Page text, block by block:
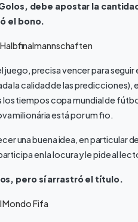
debe apostar la
el bono.
juego, precisa vencer para
la calidad de las predicciones),
tiempos copa mundial de
milionária está por um fio.
una buena idea, en particular
en la locura y le pide al
pero sí arrastró el título.
Mondo Fifa